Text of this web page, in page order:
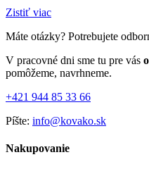
Zistiť viac
Máte otázky? Potrebujete
V pracovné dni sme tu pre vás
pomôžeme, navrhneme.
+421 944 85 33 66
Píšte: info@kovako.sk
Nakupovanie